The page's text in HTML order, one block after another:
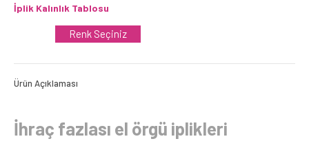
İplik Kalınlık Tablosu
Renk Seçiniz
Ürün Açıklaması
İhraç fazlası el örgü iplikleri